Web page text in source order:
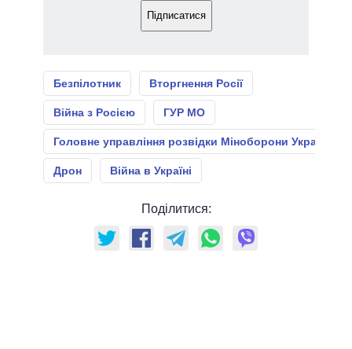
Підписатися
Безпілотник Вторгнення Росії
Війна з Росією ГУР МО
Головне управління розвідки Міноборони України
Дрон Війна в Україні
Поділитися: